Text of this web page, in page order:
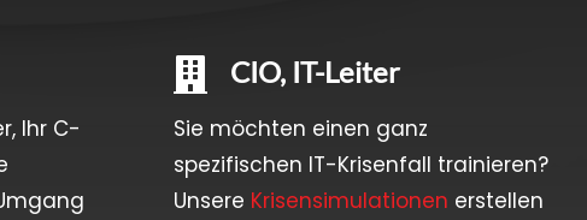
Ihr C-
 CIO, IT-Leiter
Sie möchten einen ganz
spezifischen IT-Krisenfall trainieren?
Unsere Krisensimulationen erstellen